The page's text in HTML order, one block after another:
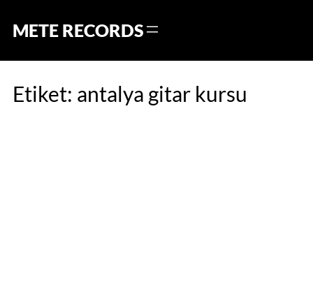
METE RECORDS
Etiket: antalya gitar kursu